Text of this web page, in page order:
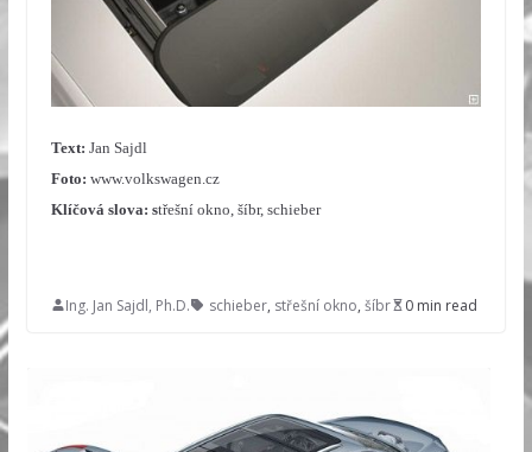
Text: Jan Sajdl
Foto: www.volkswagen.cz
Klíčová slova: střešní okno, šíbr, schieber
Ing. Jan Sajdl, Ph.D. schieber, střešní okno, šíbr 0 min read